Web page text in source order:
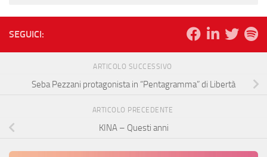
SEGUICI:
ARTICOLO SUCCESSIVO
Seba Pezzani protagonista in “Pentagramma” di Libertà
ARTICOLO PRECEDENTE
KINA – Questi anni